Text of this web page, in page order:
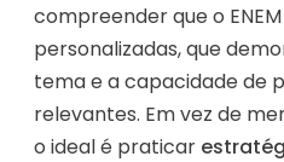
compreender que o
personalizadas, que
tema e a capacidade de
relevantes. Em vez de
o ideal é praticar